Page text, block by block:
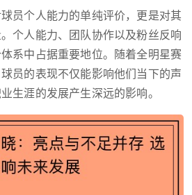
员个人能力的单纯评价，更是对其
个人能力、团队协作以及粉丝反响
系中占据重要地位。随着全明星赛
员的表现不仅能影响他们当下的声
生涯的发展产生深远的影响。